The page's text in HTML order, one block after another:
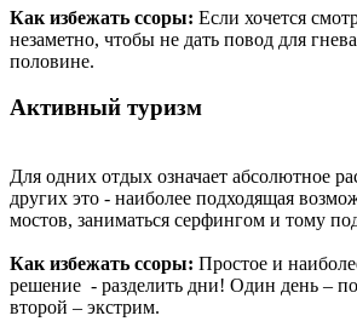
Как избежать ссоры: Если хочется
незаметно, чтобы не дать повод для
половине.
Активный туризм
Для одних отдых означает абсолютное
других это - наиболее подходящая
мостов, заниматься серфингом и тому
Как избежать ссоры: Простое и
решение - разделить дни! Один день –
второй – экстрим.